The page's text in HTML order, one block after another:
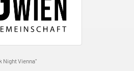
Night Vienna"